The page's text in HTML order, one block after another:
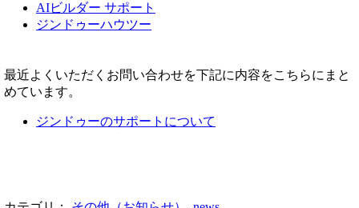
AIビルダー サポート
ジンドゥーハウツー
最近よくいただくお問い合わせを下記に内容をこちらにまと
めています。
ジンドゥーのサポートについて